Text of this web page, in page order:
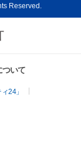
Reserved.
ついて
24」